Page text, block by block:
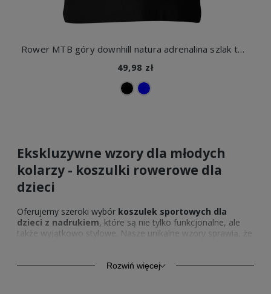
Rower MTB góry downhill natura adrenalina szlak terenowy pasja jazda ekstremalna Dziecięca koszulka
49,98 zł
Ekskluzywne wzory dla młodych
kolarzy - koszulki rowerowe dla
dzieci
Oferujemy szeroki wybór koszulek sportowych dla
dzieci z nadrukiem, które są nie tylko funkcjonalne, ale
także wyjątkowo stylowe. Nasze unikalne wzory sprawią, że
kolejnych kilometrów. Wybierz spośród różnorodnych
Rozwiń więcej